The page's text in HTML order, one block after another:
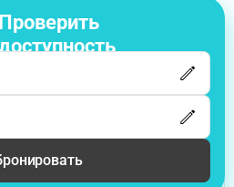
Проверить